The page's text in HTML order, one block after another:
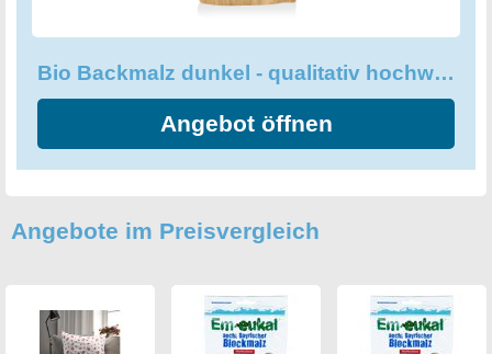
Bio Backmalz dunkel - qualitativ hochwertig und enzyminaktiv
Angebot öffnen
Angebote im Preisvergleich